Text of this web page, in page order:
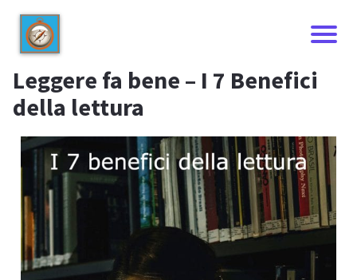
Leggere fa bene – I 7 Benefici
della lettura